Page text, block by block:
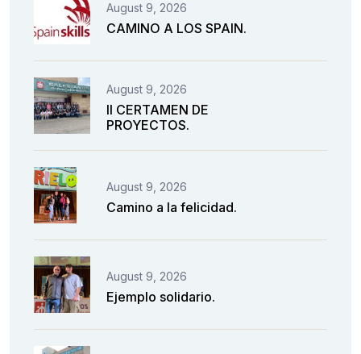
August 9, 2026
CAMINO A LOS SPAIN.
August 9, 2026
II CERTAMEN DE
PROYECTOS.
August 9, 2026
Camino a la felicidad.
August 9, 2026
Ejemplo solidario.